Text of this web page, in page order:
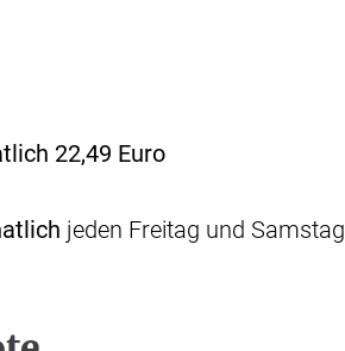
22,49 Euro
jeden Freitag und Samstag